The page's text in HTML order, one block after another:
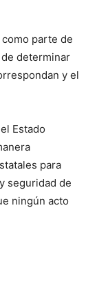
parte de
determinar
y el
Estado
para
seguridad de
ningún acto